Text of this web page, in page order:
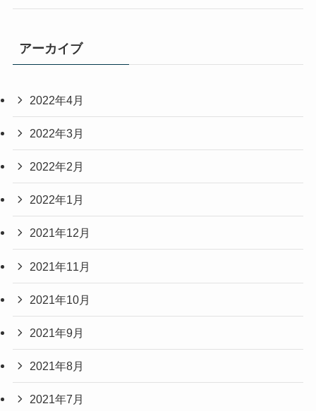
アーカイブ
2022年4月
2022年3月
2022年2月
2022年1月
2021年12月
2021年11月
2021年10月
2021年9月
2021年8月
2021年7月